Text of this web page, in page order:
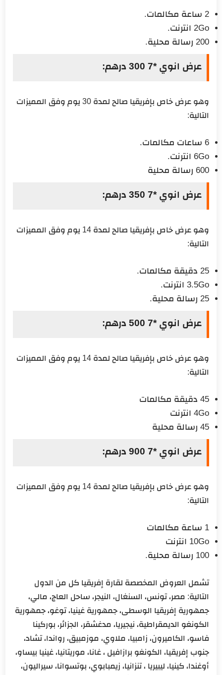
2 ساعة مكالمات.
2Go انترنت.
200 رسالة محلية.
عرض انوي *7 300 درهم:
وهو عرض خاص بإفريقيا صالح لمدة 30 يوم وفق المميزات
التالية:
6 ساعات مكالمات.
6Go انترنت.
600 رسالة محلية
عرض انوي *7 350 درهم:
وهو عرض خاص بإفريقيا صالح لمدة 14 يوم وفق المميزات
التالية:
25 دقيقة مكالمات.
3.5Go انترنت.
25 رسالة محلية.
عرض انوي *7 500 درهم:
وهو عرض خاص بإفريقيا صالح لمدة 14 يوم وفق المميزات
التالية:
45 دقيقة مكالمات
4Go انترنت
45 رسالة محلية
عرض انوي *7 900 درهم:
وهو عرض خاص بإفريقيا صالح لمدة 14 يوم وفق المميزات
التالية:
1 ساعة مكالمات
10Go انترنت
100 رسالة محلية.
تشمل العروض المخصصة لقارة إفريقيا كل من الدول
التالية: مصر، تونس، السنغال، النيجر، ساحل العاج، مالي،
جمهورية إفريقيا الوسطى، جمهورية غينيا، توغو، جمهورية
الكونغو الديمقراطية، نيجيريا، مدغشقر، الجزائر، بوركينا
فاسو، الكاميرون، زامبيا، ملاوي، موزمبيق، رواندا، تشاد،
جنوب إفريقيا، الكونغو برازافيل ، غانا، موريتانيا، غينيا بيساو،
أوغندا، كينيا، ليبيريا ، تنزانيا، زيمبابوي، بوتسوانا، سيراليون،